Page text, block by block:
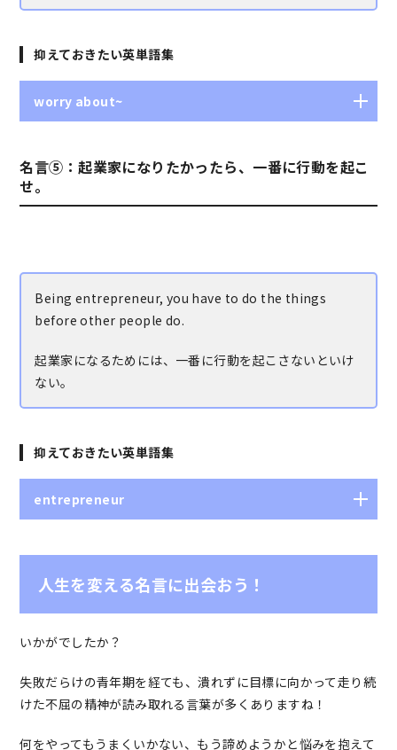
抑えておきたい英単語集
worry about~
名言⑤：起業家になりたかったら、一番に行動を起こ
せ。
Being entrepreneur, you have to do the things
before other people do.
起業家になるためには、一番に行動を起こさないといけ
ない。
抑えておきたい英単語集
entrepreneur
人生を変える名言に出会おう！
いかがでしたか？
失敗だらけの青年期を経ても、潰れずに目標に向かって走り続
けた不屈の精神が読み取れる言葉が多くありますね！
何をやってもうまくいかない、もう諦めようかと悩みを抱えて